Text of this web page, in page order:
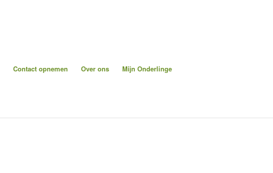
Contact opnemen Over ons Mijn Onderlinge